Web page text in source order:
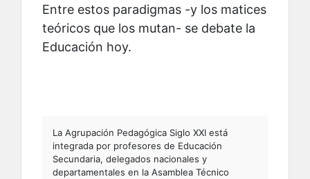
Entre estos paradigmas -y los matices
teóricos que los mutan- se debate la
Educación hoy.
La Agrupación Pedagógica Siglo XXI está
integrada por profesores de Educación
Secundaria, delegados nacionales y
departamentales en la Asamblea Técnico